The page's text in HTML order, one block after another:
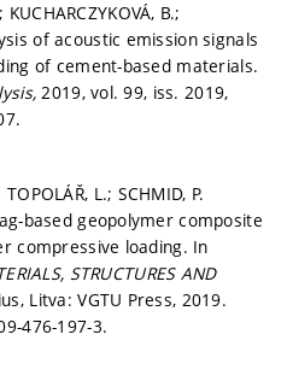
B.;
of acoustic emission signals
of cement-based materials.
2019, vol. 99, iss. 2019,
L.; SCHMID, P.
based geopolymer composite
compressive loading. In
STRUCTURES AND
Litva: VGTU Press, 2019.
476-197-3.